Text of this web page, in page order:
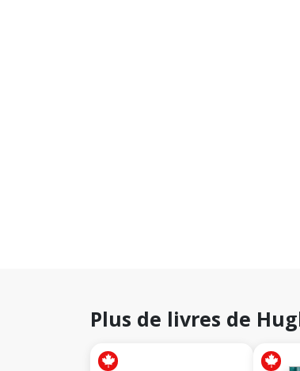
Plus de livres de